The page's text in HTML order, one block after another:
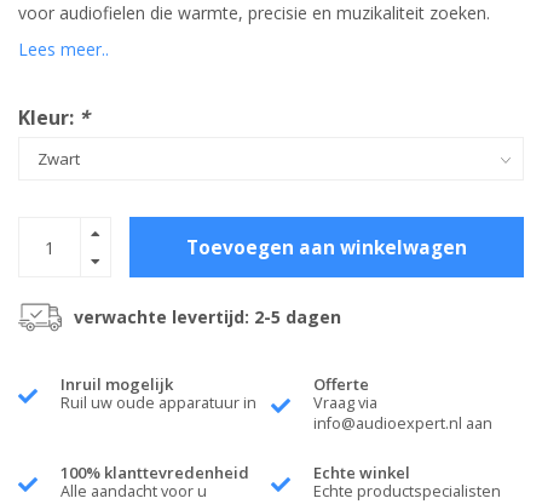
voor audiofielen die warmte, precisie en muzikaliteit zoeken.
Lees meer..
Kleur: *
Toevoegen aan winkelwagen
verwachte levertijd: 2-5 dagen
Inruil mogelijk
Ruil uw oude apparatuur in
Offerte
Vraag via
info@audioexpert.nl aan
100% klanttevredenheid
Alle aandacht voor u
Echte winkel
Echte productspecialisten